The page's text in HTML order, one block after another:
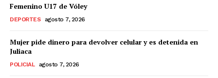
Femenino U17 de Vóley
DEPORTES agosto 7, 2026
Mujer pide dinero para devolver celular y es detenida en
Juliaca
POLICIAL agosto 7, 2026